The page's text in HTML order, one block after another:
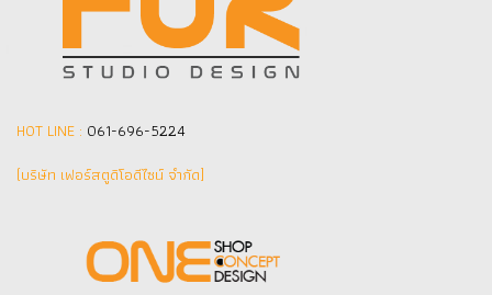
HOT LINE : 061-696-5224
(บริษัท เฟอร์สตูดิโอดีไซน์ จำกัด]